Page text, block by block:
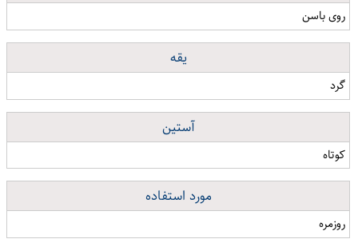
روی باسن
یقه
گرد
آستین
کوتاه
مورد استفاده
روزمره